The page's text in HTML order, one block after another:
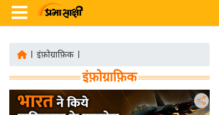
ज़ा
इंफ़ोग्राफ़िक
इंफ़ोग्राफ़िक